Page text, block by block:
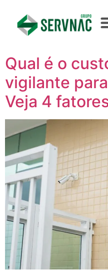
Qual é o
vigilante
Veja 4